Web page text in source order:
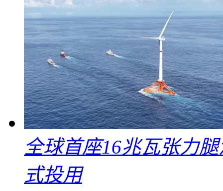
全球首座16兆瓦张力
式投用